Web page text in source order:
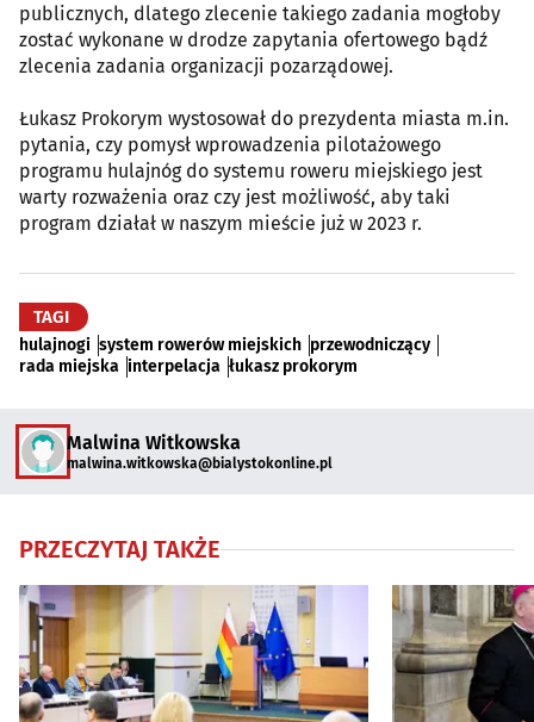
publicznych, dlatego zlecenie takiego zadania mogłoby
zostać wykonane w drodze zapytania ofertowego bądź
zlecenia zadania organizacji pozarządowej.
Łukasz Prokorym wystosował do prezydenta miasta m.in.
pytania, czy pomysł wprowadzenia pilotażowego
programu hulajnóg do systemu roweru miejskiego jest
warty rozważenia oraz czy jest możliwość, aby taki
program działał w naszym mieście już w 2023 r.
TAGI
hulajnogi system rowerów miejskich przewodniczący
rada miejska interpelacja łukasz prokorym
Malwina Witkowska
malwina.witkowska@bialystokonline.pl
PRZECZYTAJ TAKŻE